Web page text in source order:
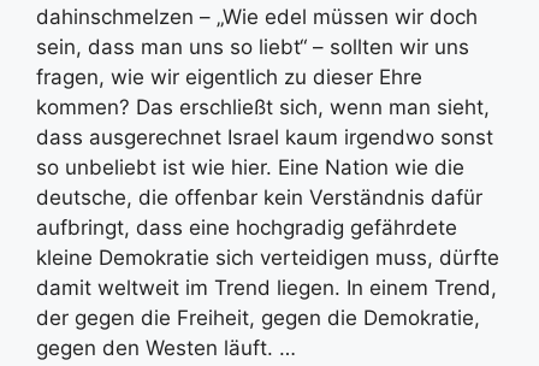
dahinschmelzen – „Wie edel müssen wir doch
sein, dass man uns so liebt“ – sollten wir uns
fragen, wie wir eigentlich zu dieser Ehre
kommen? Das erschließt sich, wenn man sieht,
dass ausgerechnet Israel kaum irgendwo sonst
so unbeliebt ist wie hier. Eine Nation wie die
deutsche, die offenbar kein Verständnis dafür
aufbringt, dass eine hochgradig gefährdete
kleine Demokratie sich verteidigen muss, dürfte
damit weltweit im Trend liegen. In einem Trend,
der gegen die Freiheit, gegen die Demokratie,
gegen den Westen läuft. …